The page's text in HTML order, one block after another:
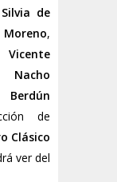
Silvia de
Moreno,
Vicente
Nacho
Berdún
de
Clásico
ver del